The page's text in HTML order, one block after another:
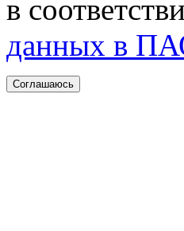
в
данных в
Соглашаюсь